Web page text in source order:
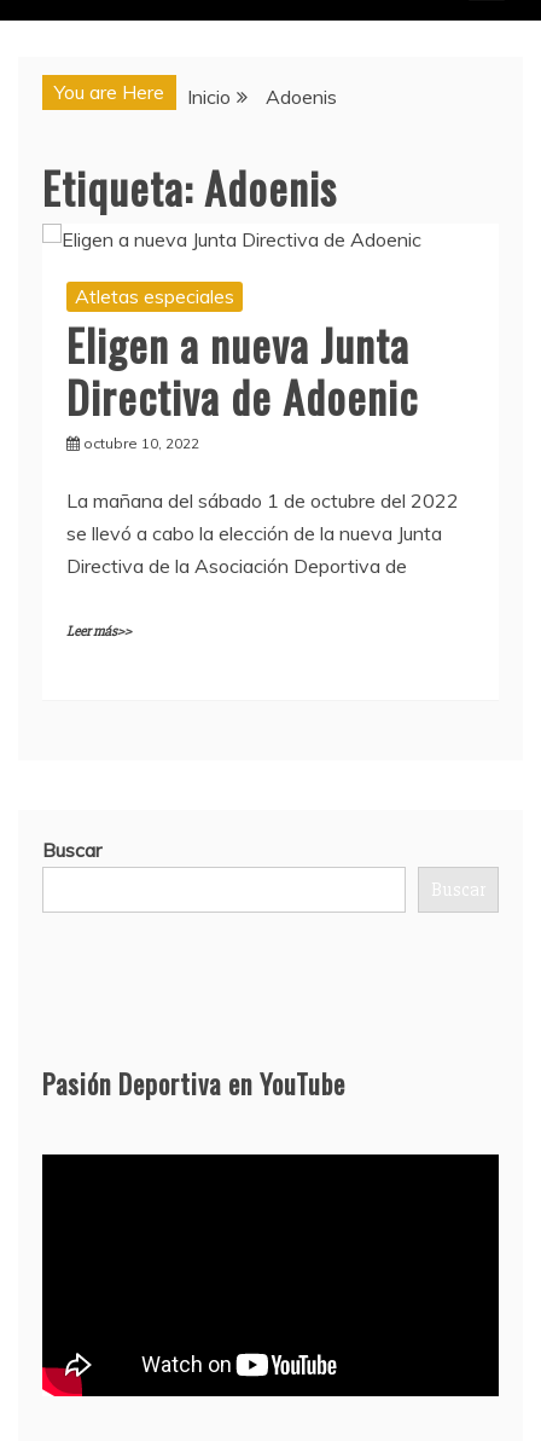
You are Here Inicio Adoenis
Etiqueta:Adoenis
Atletas especiales
Eligen a nueva Junta
Directiva de Adoenic
octubre 10, 2022
La mañana del sábado 1 de octubre del 2022
se llevó a cabo la elección de la nueva Junta
Directiva de la Asociación Deportiva de
Leer más>>
Buscar
Buscar
Pasión Deportiva en YouTube